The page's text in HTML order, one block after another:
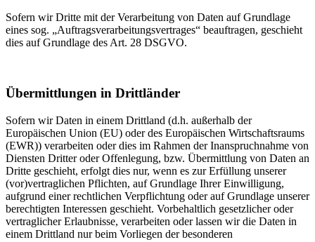
Sofern wir Dritte mit der Verarbeitung von Daten auf Grundlage
eines sog. „Auftragsverarbeitungsvertrages“ beauftragen, geschieht
dies auf Grundlage des Art. 28 DSGVO.
Übermittlungen in Drittländer
Sofern wir Daten in einem Drittland (d.h. außerhalb der
Europäischen Union (EU) oder des Europäischen Wirtschaftsraums
(EWR)) verarbeiten oder dies im Rahmen der Inanspruchnahme von
Diensten Dritter oder Offenlegung, bzw. Übermittlung von Daten an
Dritte geschieht, erfolgt dies nur, wenn es zur Erfüllung unserer
(vor)vertraglichen Pflichten, auf Grundlage Ihrer Einwilligung,
aufgrund einer rechtlichen Verpflichtung oder auf Grundlage unserer
berechtigten Interessen geschieht. Vorbehaltlich gesetzlicher oder
vertraglicher Erlaubnisse, verarbeiten oder lassen wir die Daten in
einem Drittland nur beim Vorliegen der besonderen